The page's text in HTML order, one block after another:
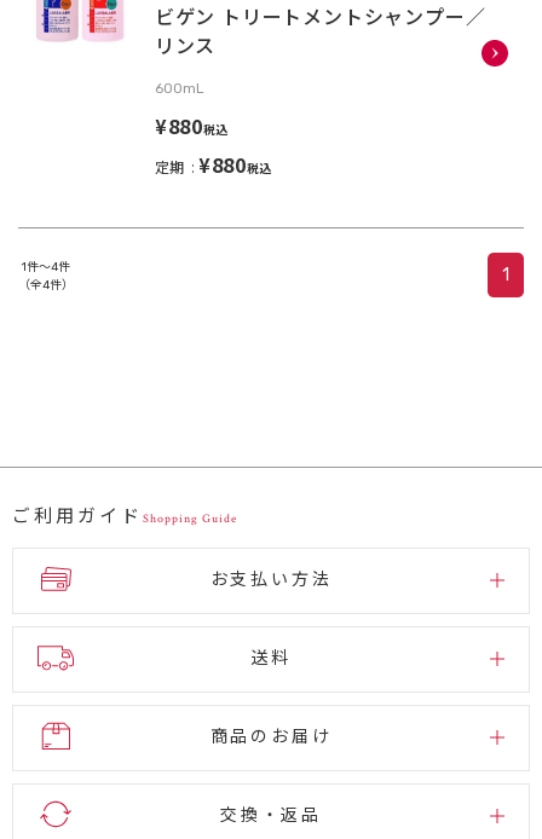
ビゲン トリートメントシャンプー／
リンス
600mL
¥880税込
定期 ¥880税込
1件～4件
（全4件）
1
ご利用ガイド Shopping Guide
お支払い方法
送料
商品のお届け
交換・返品